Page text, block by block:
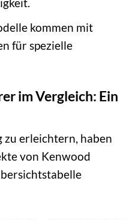
kommen mit
für spezielle
im Vergleich: Ein
zu erleichtern, haben
von Kenwood